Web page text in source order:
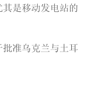
是移动发电站的
准乌克兰与土耳